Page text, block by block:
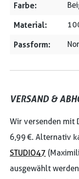
Farbe:
Material:
Passform:
VERSAND &
Wir versenden mit
6,99 €. Alternativ
STUDIO47
ausgewählt